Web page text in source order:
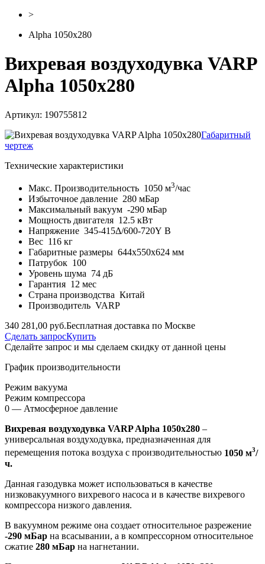
>
Alpha 1050x280
Вихревая воздуходувка VARP
Alpha 1050x280
Артикул: 190755812
Габаритный
чертеж
Технические характеристики
Макс. Производительность 1050 м3/час
Избыточное давление 280 мБар
Максимальный вакуум -290 мБар
Мощность двигателя 12.5 кВт
Напряжение 345-415Δ/600-720Y В
Вес 116 кг
Габаритные размеры 644x550x624 мм
Патрубок 100
Уровень шума 74 дБ
Гарантия 12 мес
Страна производства Китай
Производитель VARP
340 281,00 руб.Бесплатная доставка по Москве
Сделать запросКупить
Сделайте запрос и мы сделаем скидку от данной цены
График производительности
Режим вакуума
Режим компрессора
0 — Атмосферное давление
Вихревая воздуходувка VARP Alpha 1050x280 –
универсальная воздуходувка, предназначенная для
перемещения потока воздуха с производительностью 1050 м3/
ч.
Данная газодувка может использоваться в качестве
низковакуумного вихревого насоса и в качестве вихревого
компрессора низкого давления.
В вакуумном режиме она создает относительное разрежение
-290 мБар на всасывании, а в компрессорном относительное
сжатие 280 мБар на нагнетании.